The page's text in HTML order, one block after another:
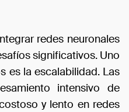
redes neuronales
significativos. Uno
es la escalabilidad. Las
intensivo de
y lento en redes